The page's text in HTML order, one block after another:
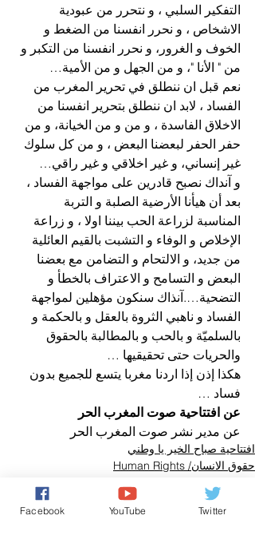
التفكير السلبي ، و نتحرر من عبودية
الاشخاص ، و نحرر انفسنا من الضغط و
الخوف و الغرور، و نحرر انفسنا من التكبر و
من " الأنا "، و من الجهل و من الأمية…
نعم قبل ان ننطلق في تحرير المغرب من
الفساد ، لابد ان ننطلق بتحرير انفسنا من
الاخلاق الفاسدة ، و من و من الخيانة، و من
حفر الحفر لبعضنا البعض ، و من كل سلوك
غير إنساني، و غير اخلاقي و غير راقي…
و آنداك نصبح قادرين على مواجهة الفساد ،
بعد أن هيأنا الأرضية الصلبة و التربة
المناسبة لزراعة الحب بيننا اولا ، و زراعة
الإخلاص و الوفاء و التشبت بالقيم العائلية
من جديد، و الالتحام و التضامن مع بعضنا
البعض و التسامح و الاعتراف بالخطأ و
التضحية….آنذاك سنكون مؤهلين لمواجهة
الفساد و ناهبي الثروة بالعقل و بالحكمة و
بالسلميّة و بالحب و بالمطالبة بالحقوق
والحريات حتى تحقيقيها …
هكذا إذن إذا اردنا مغربا يتسع للجميع بدون
فساد …
عن افتتاحية صوت المغرب الحر
عن مدير نشر صوت المغرب الحر
افتتاحية صباح الخير يا وطني
حقوق الانسان/ Human Rights
Facebook YouTube Twitter